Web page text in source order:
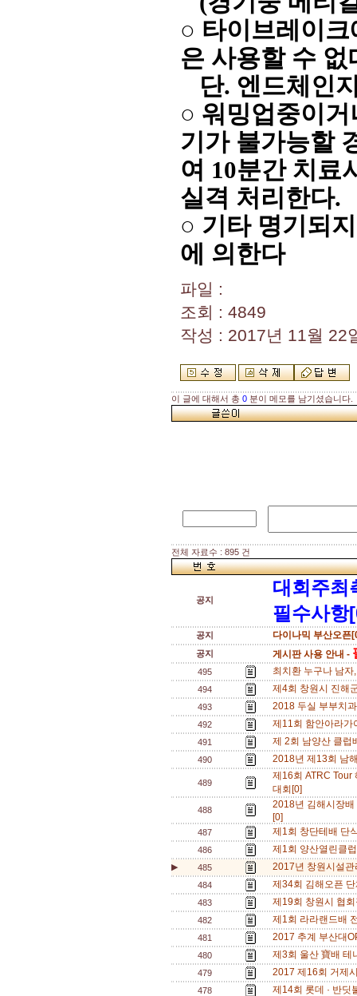
○ 타이브레이
은 사용할 수 없
단. 엔드체인
○ 워밍업중이
기가 불가능할
여 10분간 치료
실격 처리한다.
○ 기타 명기되
에 의한다
파일 :
조회 : 4849
작성 : 2017년 11월 22
이 글에 대해서 총 0 분이 메모를 남기셨습니다.
전체 자료수 : 895 건
공지
대회주최
필수사항
공지 다이나믹 부산오픈
공지 게시판 사용 안내 -
495 최치환 누구나 남
494 제4회 창원시 진해
493 2018 두실 부부치
492 제11회 함안아라
491 제 2회 남양산 클
490 2018년 제13회 남
489
제16회 ATRC Tour
대회[0]
488
2018년 김해시장
[0]
487 제1회 창단테배 단
486 제1회 양산열린클
▶ 485 2017년 창원시설
484 제34회 김해오픈
483 제19회 창원시 협
482 제1회 라라랜드배
481 2017 추계 부산대
480 제3회 울산 寶배
479 2017 제16회 거제
478 제14회 롯데 · 반